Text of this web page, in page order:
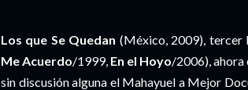
Los que Se Quedan (México, 2009), tercer
Me Acuerdo/1999, En el Hoyo/2006),
sin discusión alguna el Mahayuel a Mejor